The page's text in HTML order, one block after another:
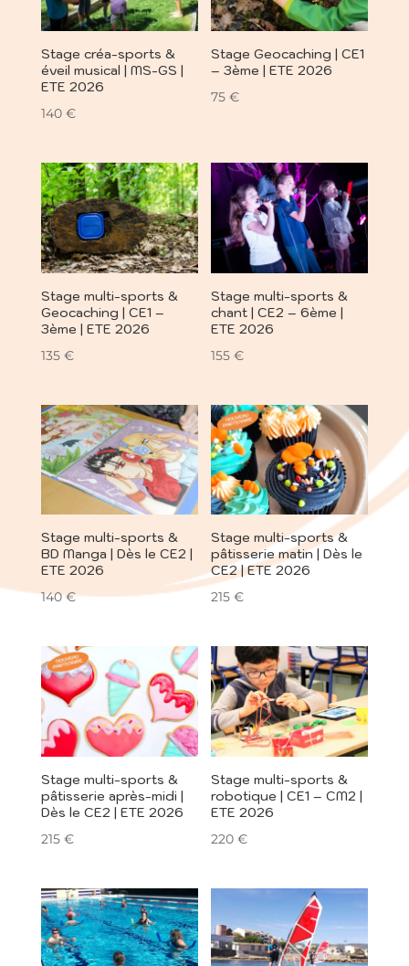
Stage créa-sports &
éveil musical | MS-GS |
ETE 2026
140 €
Stage Geocaching | CE1
– 3ème | ETE 2026
75€
Stage multi-sports &
Geocaching | CE1 –
3ème | ETE 2026
135 €
Stage multi-sports &
chant | CE2 – 6ème |
ETE 2026
155€
Stage multi-sports &
BD Manga | Dès le CE2 |
ETE 2026
140€
Stage multi-sports &
pâtisserie matin | Dès le
CE2 | ETE 2026
215€
Stage multi-sports &
pâtisserie après-midi |
Dès le CE2 | ETE 2026
215 €
Stage multi-sports &
robotique | CE1 – CM2 |
ETE 2026
220€